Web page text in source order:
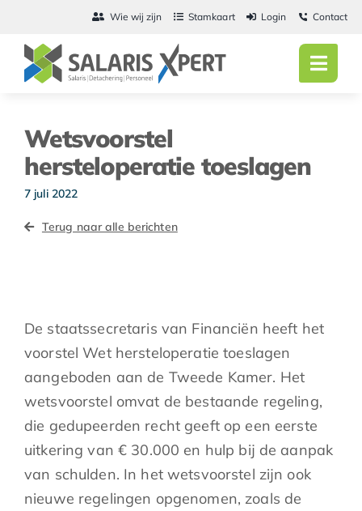
inhoud
Wie wij zijn Stamkaart Login Contact
Actueel
Wetsvoorstel
hersteloperatie toeslagen
7 juli 2022
Terug naar alle berichten
De staatssecretaris van Financiën heeft het
voorstel Wet hersteloperatie toeslagen
aangeboden aan de Tweede Kamer. Het
wetsvoorstel omvat de bestaande regeling,
die gedupeerden recht geeft op een eerste
uitkering van € 30.000 en hulp bij de aanpak
van schulden. In het wetsvoorstel zijn ook
nieuwe regelingen opgenomen, zoals de